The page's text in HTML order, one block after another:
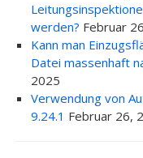
werden? Februar
Kann man
Datei massenhaft
2025
Verwendung von
9.24.1 Februar 26,